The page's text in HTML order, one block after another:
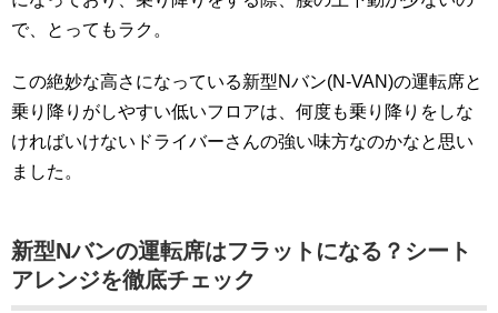
で、とってもラク。
この絶妙な高さになっている新型Nバン(N-VAN)の運転席と
乗り降りがしやすい低いフロアは、何度も乗り降りをしな
ければいけないドライバーさんの強い味方なのかなと思い
ました。
新型Nバンの運転席はフラットになる？シート
アレンジを徹底チェック